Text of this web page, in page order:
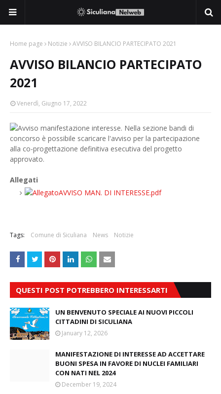
Home page Notizie AVVISO BILANCIO PARTECIPATO 2021
AVVISO BILANCIO PARTECIPATO
2021
Venerdì, Giugno 17, 2022
Avviso manifestazione interesse. Nella sezione bandi di
concorso è possibile scaricare l'avviso per la partecipazione
alla co-progettazione definitiva esecutiva del progetto
approvato.
Allegati
AVVISO MAN. DI INTERESSE.pdf
Tags: Comune di Siculiana News Notizie
QUESTI POST POTREBBERO INTERESSARTI
UN BENVENUTO SPECIALE AI NUOVI PICCOLI
CITTADINI DI SICULIANA
January 12, 2026
MANIFESTAZIONE DI INTERESSE AD ACCETTARE
BUONI SPESA IN FAVORE DI NUCLEI FAMILIARI
CON NATI NEL 2024
December 19, 2024